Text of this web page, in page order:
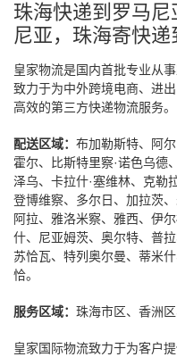
珠海快递到罗马
尼亚，珠海寄快
皇家物流是国内首批专业从
致力于为中外跨境电商、进
高效的第三方快递物流服务。
配送区域： 布加勒斯特、阿
霍尔、比斯特里察·诺色乌德
泽乌、卡拉什·塞维林、克勒
登博维察、多尔日、加拉茨
阿拉、雅洛米察、雅西、伊
什、尼亚姆茨、奥尔特、普
苏恰瓦、特列奥尔曼、蒂米
恰。
服务区域： 珠海市区、香洲
皇家国际物流致力于为客户